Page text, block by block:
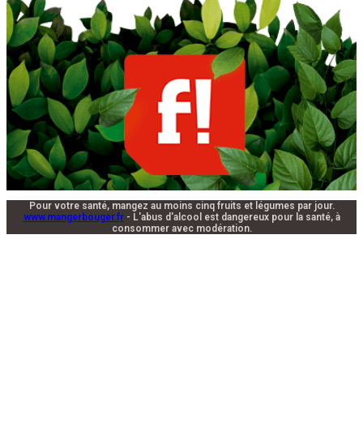
Pour votre santé, mangez au moins cinq fruits et légumes par jour.
www.mangerbouger.fr- L'abus d'alcool est dangereux pour la santé, à
consommer avec modération.